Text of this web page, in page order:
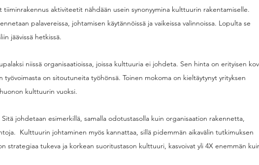
tiiminrakennus aktiviteetit nähdään usein synonyymina kulttuurin rakentamiselle.
palavereissa, johtamisen käytännöissä ja vaikeissa valinnoissa. Lopulta se
jäävissä hetkissä.
niissä organisaatioissa, joissa kulttuuria ei johdeta. Sen hinta on erityisen
työvoimasta on sitoutuneita työhönsä. Toinen mokoma on kieltäytynyt yrityksen
kulttuurin vuoksi.
johdetaan esimerkillä, samalla odotustasolla kuin organisaation rakennetta,
Kulttuurin johtaminen myös kannattaa, sillä pidemmän aikavälin tutkimuksen
strategiaa tukeva ja korkean suoritustason kulttuuri, kasvoivat yli 4X enemmän